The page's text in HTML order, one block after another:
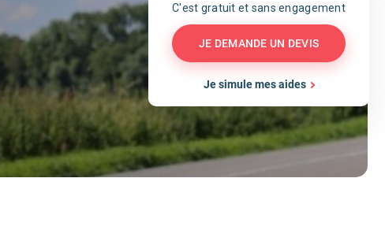
C'est gratuit et sans engagement
JE DEMANDE UN DEVIS
Je simule mes aides